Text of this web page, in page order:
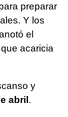
preparar
Y los
el
acaricia
y
abril.